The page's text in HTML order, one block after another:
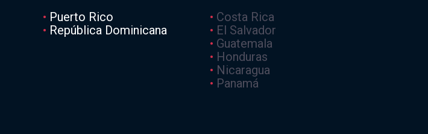
• Puerto Rico
• República Dominicana
• Costa Rica
• El Salvador
• Guatemala
• Honduras
• Nicaragua
• Panamá